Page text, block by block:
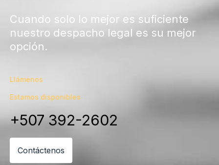
Cuando solo lo mejor es suficiente
nuestro despacho legal es su mejor
opción.
Llámenos
Estamos disponibles
+507 392-2602
Contáctenos